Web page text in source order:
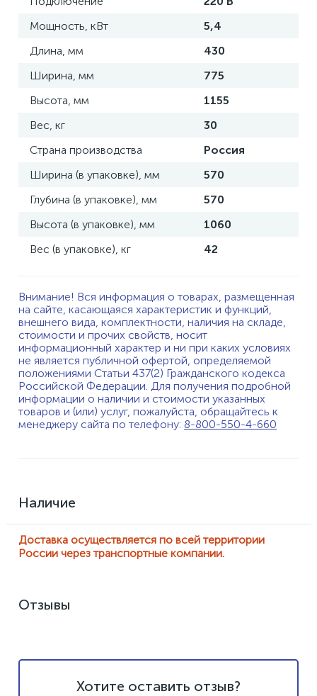
Мощность, кВт
5,4
Длина, мм
430
Ширина, мм
775
Высота, мм
1155
Вес, кг
30
Страна производства
Россия
Ширина (в упаковке), мм
570
Глубина (в упаковке), мм
570
Высота (в упаковке), мм
1060
Вес (в упаковке), кг
42
Внимание! Вся информация о товарах, размещенная
на сайте, касающаяся характеристик и функций,
внешнего вида, комплектности, наличия на складе,
стоимости и прочих свойств, носит
информационный характер и ни при каких условиях
не является публичной офертой, определяемой
положениями Статьи 437(2) Гражданского кодекса
Российской Федерации. Для получения подробной
информации о наличии и стоимости указанных
товаров и (или) услуг, пожалуйста, обращайтесь к
менеджеру сайта по телефону: 8-800-550-4-660
Наличие
Доставка осуществляется по всей территории
России через транспортные компании.
Отзывы
Хотите оставить отзыв?